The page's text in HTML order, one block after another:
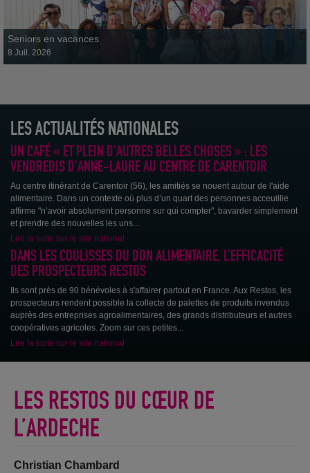
Journée solidaire "Les Jeux du Cœur"
Seniors en vacances
8 Juil. 2026
Seniors en vacances
LES ACTUALITÉS NATIONALES
UN CAFÉ « ET PLEIN D’AUTRES BELLES CHOSES » : LES
VENDREDIS D’ANNE-LAURE AU CENTRE DE CARENTOIR
Au centre itinérant de Carentoir (56), les amitiés se nouent autour de l'aide
alimentaire. Dans un contexte où plus d’un quart des personnes acceuillie
affirme "n’avoir absolument personne sur qui compter", bavarder simplement
et prendre des nouvelles les uns...
Lire la suite sur le site national
DANS LES COULISSES DU DON ALIMENTAIRE, L’EFFICACITÉ
DES PROSPECTEURS RESTOS
Ils sont près de 90 bénévoles à s'affairer partout en France. Aux Restos, les
prospecteurs rendent possible la collecte de palettes de produits invendus
auprès des entreprises agroalimentaires, des grands distributeurs et autres
coopératives agricoles. Zoom sur ces petites...
Lire la suite sur le site national
LES RESTOS DU CŒUR DE
L’ARDECHE
Christian Chambard